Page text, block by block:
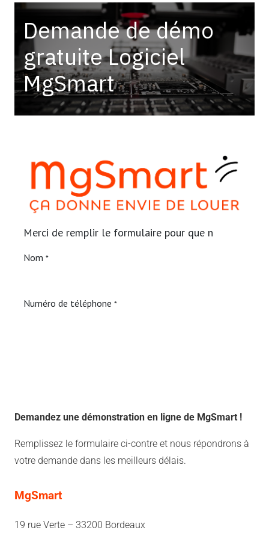
Demandez une démonstration en ligne de MgSmart !
Remplissez le formulaire ci-contre et nous répondrons à
votre demande dans les meilleurs délais.
MgSmart
19 rue Verte – 33200 Bordeaux